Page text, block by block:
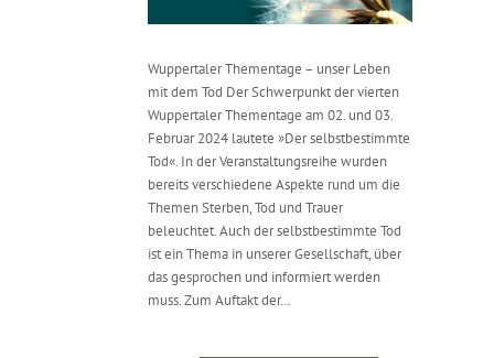
Wuppertaler Thementage – unser Leben
mit dem Tod Der Schwerpunkt der vierten
Wuppertaler Thementage am 02. und 03.
Februar 2024 lautete »Der selbstbestimmte
Tod«. In der Veranstaltungsreihe wurden
bereits verschiedene Aspekte rund um die
Themen Sterben, Tod und Trauer
beleuchtet. Auch der selbstbestimmte Tod
ist ein Thema in unserer Gesellschaft, über
das gesprochen und informiert werden
muss. Zum Auftakt der…